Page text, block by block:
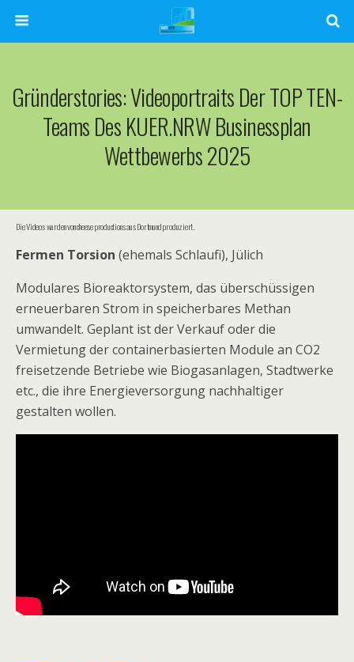
Gründerstories: Videoportraits Der TOP TEN-
Teams Des KUER.NRW Businessplan
Wettbewerbs 2025
Die Videos wurden von cheese productions aus Dortmund produziert.
Fermen Torsion (ehemals Schlaufi), Jülich
Modulares Bioreaktorsystem, das überschüssigen
erneuerbaren Strom in speicherbares Methan
umwandelt. Geplant ist der Verkauf oder die
Vermietung der containerbasierten Module an CO2
freisetzende Betriebe wie Biogasanlagen, Stadtwerke
etc., die ihre Energieversorgung nachhaltiger
gestalten wollen.